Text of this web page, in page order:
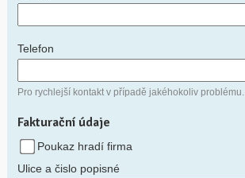
Telefon
Pro rychlejší kontakt v případě jakéhokoliv problému.
Fakturační údaje
Poukaz hradí firma
Ulice a čislo popisné